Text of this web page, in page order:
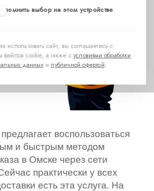
выбор на этом устройстве
использовать сайт, вы соглашаетесь с
файлов cookie, а также сусловиями обработки
данныхи публичной офертой.
воспользоваться
и быстрым методом
в Омске через сети
практически у всех
есть эта услуга. На